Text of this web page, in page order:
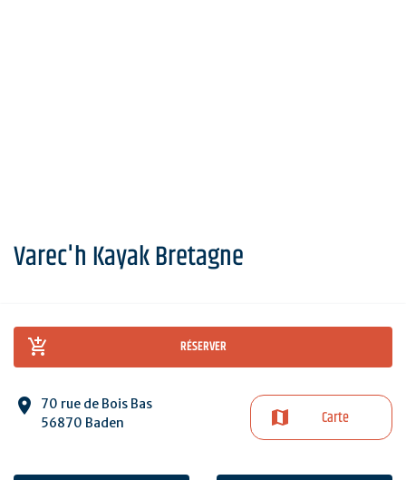
Varec'h Kayak Bretagne
RÉSERVER
70 rue de Bois Bas
56870 Baden
Carte